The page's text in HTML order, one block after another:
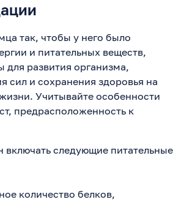
так, чтобы у него было
и питательных веществ,
для развития организма,
сил и сохранения здоровья на
Учитывайте особенности
предрасположенность к
включать следующие питательные
количество белков,